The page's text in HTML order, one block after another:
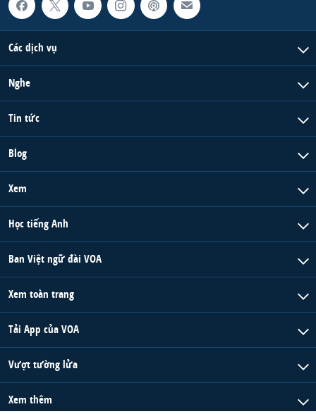
Các dịch vụ
Nghe
Tin tức
Blog
Xem
Học tiếng Anh
Ban Việt ngữ đài VOA
Xem toàn trang
Tải App của VOA
Vượt tường lửa
Xem thêm